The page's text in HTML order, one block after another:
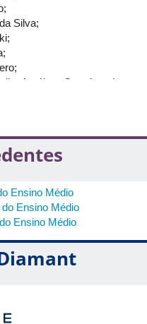
Silva;
Araújo -- Coordenadora;
Ensino Médio
Ensino Médio
Ensino Médio